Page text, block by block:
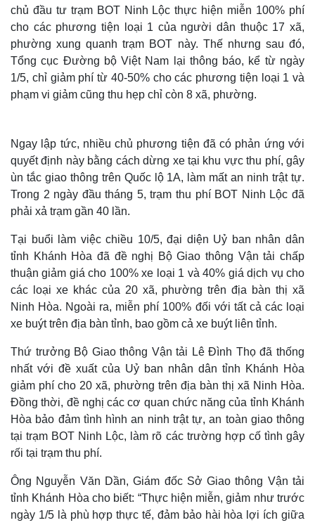
chủ đầu tư trạm BOT Ninh Lộc thực hiện miễn 100% phí
cho các phương tiện loại 1 của người dân thuộc 17 xã,
phường xung quanh trạm BOT này. Thế nhưng sau đó,
Tổng cục Đường bộ Việt Nam lại thông báo, kể từ ngày
1/5, chỉ giảm phí từ 40-50% cho các phương tiện loại 1 và
phạm vi giảm cũng thu hẹp chỉ còn 8 xã, phường.
Ngay lập tức, nhiều chủ phương tiện đã có phản ứng với
quyết định này bằng cách dừng xe tại khu vực thu phí, gây
ùn tắc giao thông trên Quốc lộ 1A, làm mất an ninh trật tự.
Trong 2 ngày đầu tháng 5, trạm thu phí BOT Ninh Lộc đã
phải xả trạm gần 40 lần.
Tại buổi làm việc chiều 10/5, đại diện Uỷ ban nhân dân
tỉnh Khánh Hòa đã đề nghị Bộ Giao thông Vận tải chấp
thuận giảm giá cho 100% xe loại 1 và 40% giá dịch vụ cho
các loại xe khác của 20 xã, phường trên địa bàn thị xã
Ninh Hòa. Ngoài ra, miễn phí 100% đối với tất cả các loại
xe buýt trên địa bàn tỉnh, bao gồm cả xe buýt liên tỉnh.
Thứ trưởng Bộ Giao thông Vận tải Lê Đình Thọ đã thống
nhất với đề xuất của Uỷ ban nhân dân tỉnh Khánh Hòa
giảm phí cho 20 xã, phường trên địa bàn thị xã Ninh Hòa.
Đồng thời, đề nghị các cơ quan chức năng của tỉnh Khánh
Hòa bảo đảm tình hình an ninh trật tự, an toàn giao thông
tại trạm BOT Ninh Lộc, làm rõ các trường hợp cố tình gây
rối tại trạm thu phí.
Ông Nguyễn Văn Dần, Giám đốc Sở Giao thông Vận tải
tỉnh Khánh Hòa cho biết: “Thực hiện miễn, giảm như trước
ngày 1/5 là phù hợp thực tế, đảm bảo hài hòa lợi ích giữa